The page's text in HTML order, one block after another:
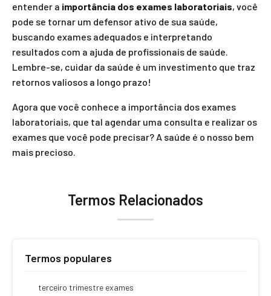
entender a importância dos exames laboratoriais, você
pode se tornar um defensor ativo de sua saúde,
buscando exames adequados e interpretando
resultados com a ajuda de profissionais de saúde.
Lembre-se, cuidar da saúde é um investimento que traz
retornos valiosos a longo prazo!
Agora que você conhece a importância dos exames
laboratoriais, que tal agendar uma consulta e realizar os
exames que você pode precisar? A saúde é o nosso bem
mais precioso.
Termos Relacionados
Termos populares
terceiro trimestre exames